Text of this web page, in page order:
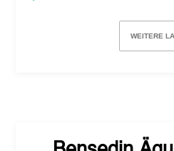
WEITERE